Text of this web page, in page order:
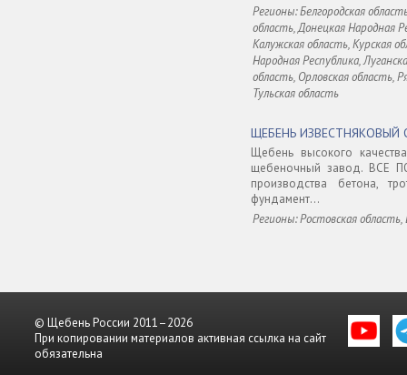
Регионы: Белгородская
область, Донецкая Народная
Калужская область, Курская
Народная Республика,
область, Орловская область,
Тульская область
ЩЕБЕНЬ ИЗВЕСТНЯКОВЫЙ
Щебень высокого
щебеночный завод. ВСЕ
производства бетона,
фундамент...
Регионы: Ростовская область,
© Щебень России 2011–2026
При копировании материалов активная ссылка на сайт
обязательна